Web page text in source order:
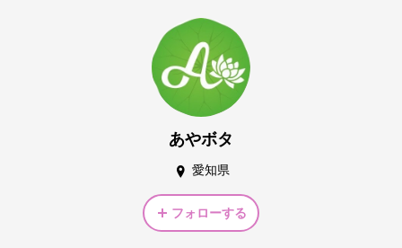
あやボタ
愛知県
フォローする